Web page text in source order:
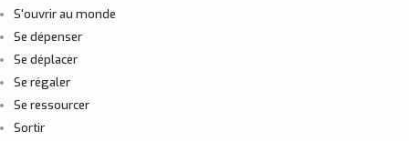
S'ouvrir au monde
Se dépenser
Se déplacer
Se régaler
Se ressourcer
Sortir